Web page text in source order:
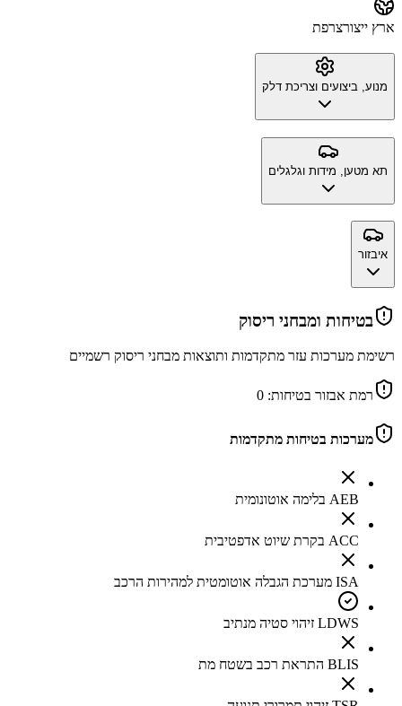
ארץ ייצורצרפת
מנוע, ביצועים וצריכת דלק
תא מטען, מידות וגלגלים
איבזור
בטיחות ומבחני ריסוק
רשימת מערכות עזר מתקדמות ותוצאות מבחני ריסוק רשמיים
רמת אבזור בטיחות: 0
מערכות בטיחות מתקדמות
AEB בלימה אוטונומית
ACC בקרת שיוט אדפטיבית
ISA מערכת הגבלה אוטומטית למהירות הרכב
LDWS זיהוי סטיה מנתיב
BLIS התראת רכב בשטח מת